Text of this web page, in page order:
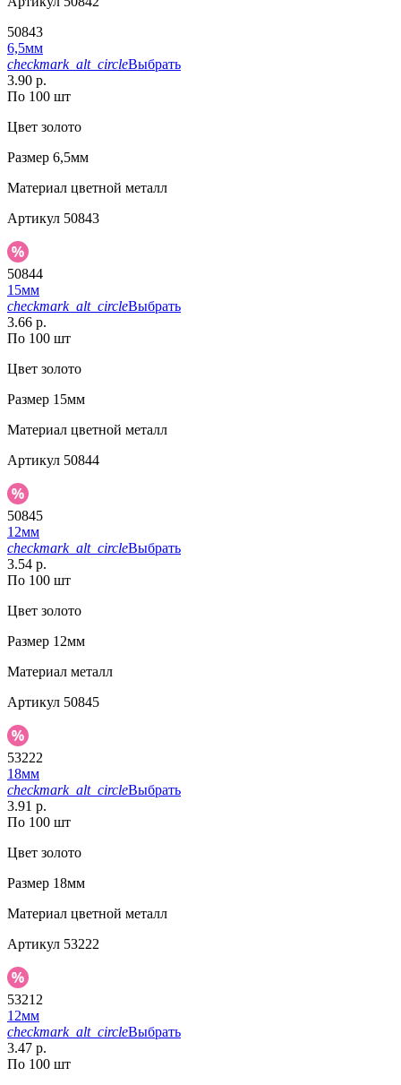
50843
6,5мм
checkmark_alt_circleВыбрать
3.90 р.
По 100 шт
Цвет золото
Размер 6,5мм
Материал цветной металл
Артикул 50843
50844
15мм
checkmark_alt_circleВыбрать
3.66 р.
По 100 шт
Цвет золото
Размер 15мм
Материал цветной металл
Артикул 50844
50845
12мм
checkmark_alt_circleВыбрать
3.54 р.
По 100 шт
Цвет золото
Размер 12мм
Материал металл
Артикул 50845
53222
18мм
checkmark_alt_circleВыбрать
3.91 р.
По 100 шт
Цвет золото
Размер 18мм
Материал цветной металл
Артикул 53222
53212
12мм
checkmark_alt_circleВыбрать
3.47 р.
По 100 шт